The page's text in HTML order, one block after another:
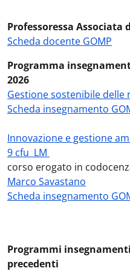
Professoressa Associata
Scheda docente GOMP
Programma
2026
Gestione sostenibile delle
Scheda insegnamento
Innovazione e gestione
9 cfu LM
corso erogato in
Marco Savastano
Scheda insegnamento
Programmi
precedenti